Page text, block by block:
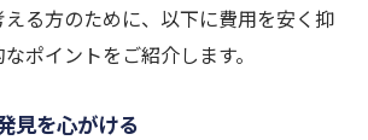
る方のために、以下に費用を安く抑
ポイントをご紹介します。
見を心がける